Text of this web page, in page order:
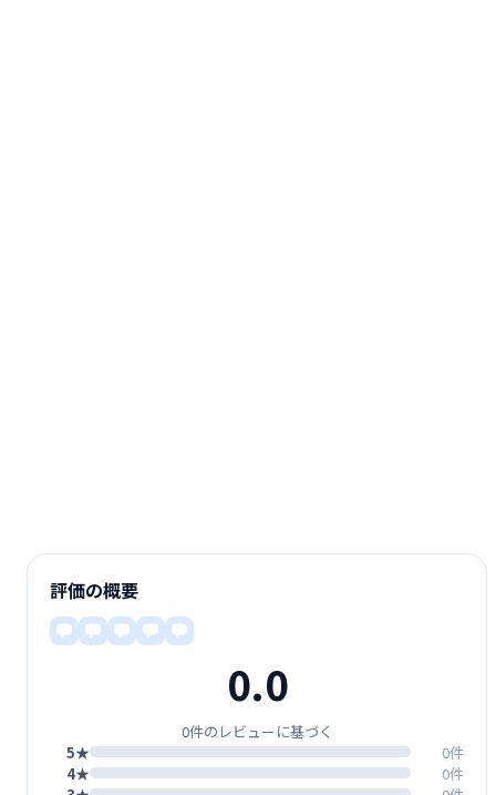
評価の概要
0.0
0件のレビューに基づく
5★
0件
4★
0件